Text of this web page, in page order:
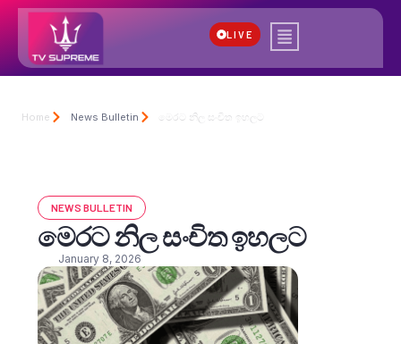
LIVE
Home News Bulletin මෙරට නිල සංචිත ඉහලට
NEWS BULLETIN
මෙරට නිල සංචිත ඉහලට
January 8, 2026